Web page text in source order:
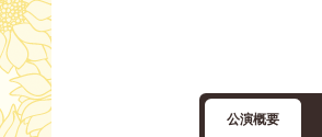
公演概要